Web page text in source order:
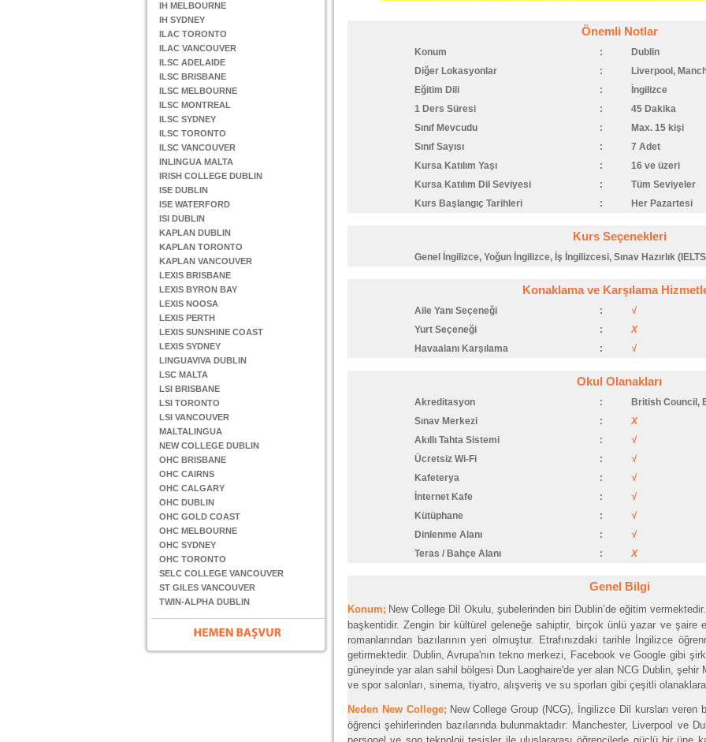
IH MELBOURNE
IH SYDNEY
ILAC TORONTO
ILAC VANCOUVER
ILSC ADELAIDE
ILSC BRISBANE
ILSC MELBOURNE
ILSC MONTREAL
ILSC SYDNEY
ILSC TORONTO
ILSC VANCOUVER
INLINGUA MALTA
IRISH COLLEGE DUBLIN
ISE DUBLIN
ISE WATERFORD
ISI DUBLIN
KAPLAN DUBLIN
KAPLAN TORONTO
KAPLAN VANCOUVER
LEXIS BRISBANE
LEXIS BYRON BAY
LEXIS NOOSA
LEXIS PERTH
LEXIS SUNSHINE COAST
LEXIS SYDNEY
LINGUAVIVA DUBLIN
LSC MALTA
LSI BRISBANE
LSI TORONTO
LSI VANCOUVER
MALTALINGUA
NEW COLLEGE DUBLIN
OHC BRISBANE
OHC CAIRNS
OHC CALGARY
OHC DUBLIN
OHC GOLD COAST
OHC MELBOURNE
OHC SYDNEY
OHC TORONTO
SELC COLLEGE VANCOUVER
ST GILES VANCOUVER
TWIN-ALPHA DUBLIN
Önemli Notlar
Konum :
Dublin
Diğer Lokasyonlar
:
Liverpool,
Eğitim Dili
:
İngilizce
1 Ders Süresi
:
45 Dakika
Sınıf Mevcudu
:
Max. 15 kişi
Sınıf Sayısı
:
7 Adet
Kursa Katılım Yaşı
:
16 ve üzeri
Kursa Katılım Dil Seviyesi
:
Tüm Seviyeler
Kurs Başlangıç Tarihleri
: Her Pazartesi
Kurs Seçenekleri
Genel İngilizce, Yoğun İngilizce, İş İngilizcesi, Sınav Hazırlık
Konaklama ve Karşılama
Aile Yanı Seçeneği :
√
Yurt Seçeneği
:
X
Havaalanı Karşılama
: √
Okul Olanakları
Akreditasyon :
British Council,
Sınav Merkezi
:
X
Akıllı Tahta Sistemi
:
√
Ücretsiz Wi-Fi
:
√
Kafeterya
:
√
İnternet Kafe
:
√
Kütüphane
:
√
Dinlenme Alanı
:
√
Teras / Bahçe Alanı
: X
Genel Bilgi
Konum; New College Dil Okulu, şubelerinden biri Dublin’de eğitim vermektedir.
başkentidir. Zengin bir kültürel geleneğe sahiptir, birçok ünlü yazar ve şaire
romanlarından bazılarının yeri olmuştur. Etrafınızdaki tarihle İngilizce
getirmektedir. Dublin, Avrupa'nın tekno merkezi, Facebook ve Google gibi
güneyinde yar alan sahil bölgesi Dun Laoghaire'de yer alan NCG Dublin, şehir
ve spor salonları, sinema, tiyatro, alışveriş ve su sporları gibi çeşitli
Neden New College; New College Group (NCG), İngilizce Dil kursları
öğrenci şehirlerinden bazılarında bulunmaktadır: Manchester, Liverpool ve